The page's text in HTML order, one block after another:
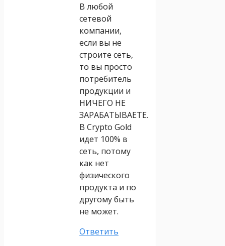
В любой
сетевой
компании,
если вы не
строите сеть,
то вы просто
потребитель
продукции и
НИЧЕГО НЕ
ЗАРАБАТЫВАЕТЕ.
В Crypto Gold
идет 100% в
сеть, потому
как нет
физического
продукта и по
другому быть
не может.
Ответить